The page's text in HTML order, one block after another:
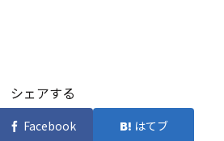
シェアする
Facebook はてブ